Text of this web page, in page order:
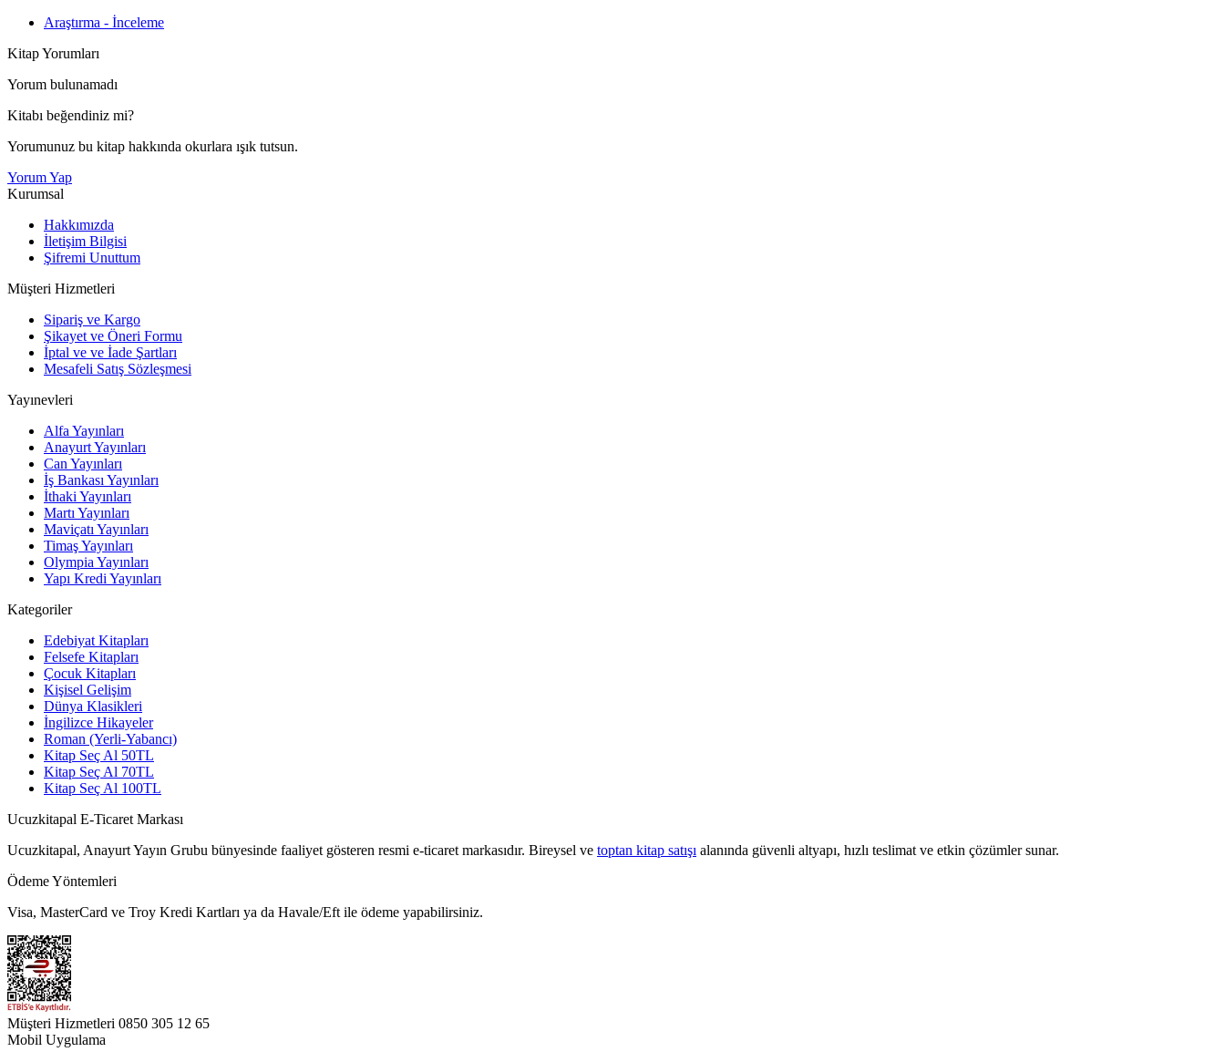
Araştırma - İnceleme
Kitap Yorumları
Yorum bulunamadı
Kitabı beğendiniz mi?
Yorumunuz bu kitap hakkında okurlara ışık tutsun.
Yorum Yap
Kurumsal
Hakkımızda
İletişim Bilgisi
Şifremi Unuttum
Müşteri Hizmetleri
Sipariş ve Kargo
Şikayet ve Öneri Formu
İptal ve ve İade Şartları
Mesafeli Satış Sözleşmesi
Yayınevleri
Alfa Yayınları
Anayurt Yayınları
Can Yayınları
İş Bankası Yayınları
İthaki Yayınları
Martı Yayınları
Maviçatı Yayınları
Timaş Yayınları
Olympia Yayınları
Yapı Kredi Yayınları
Kategoriler
Edebiyat Kitapları
Felsefe Kitapları
Çocuk Kitapları
Kişisel Gelişim
Dünya Klasikleri
İngilizce Hikayeler
Roman (Yerli-Yabancı)
Kitap Seç Al 50TL
Kitap Seç Al 70TL
Kitap Seç Al 100TL
Ucuzkitapal E-Ticaret Markası
Ucuzkitapal, Anayurt Yayın Grubu bünyesinde faaliyet gösteren resmi e-ticaret markasıdır. Bireysel ve toptan kitap satışı alanında güvenli altyapı, hızlı teslimat ve etkin çözümler sunar.
Ödeme Yöntemleri
Visa, MasterCard ve Troy Kredi Kartları ya da Havale/Eft ile ödeme yapabilirsiniz.
Müşteri Hizmetleri 0850 305 12 65
Mobil Uygulama